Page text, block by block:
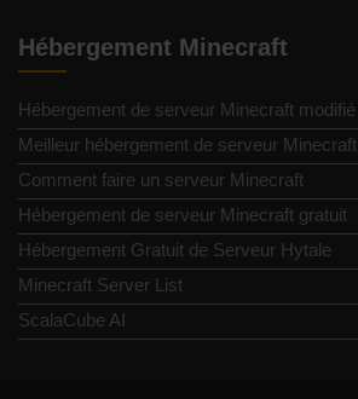
Hébergement Minecraft
Hébergement de serveur Minecraft modifié
Meilleur hébergement de serveur Minecraft
Comment faire un serveur Minecraft
Hébergement de serveur Minecraft gratuit
Hébergement Gratuit de Serveur Hytale
Minecraft Server List
ScalaCube AI